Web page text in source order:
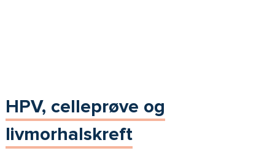
HPV, celleprøve og
livmorhalskreft